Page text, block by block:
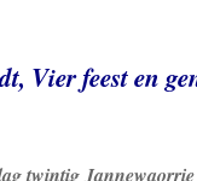
Vier feest en
twintig